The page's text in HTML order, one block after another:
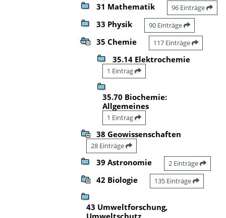
31 Mathematik 96 Einträge
33 Physik 90 Einträge
35 Chemie 117 Einträge
35.14 Elektrochemie
1 Eintrag
35.70 Biochemie:
Allgemeines
1 Eintrag
38 Geowissenschaften
28 Einträge
39 Astronomie 2 Einträge
42 Biologie 135 Einträge
43 Umweltforschung,
Umweltschutz